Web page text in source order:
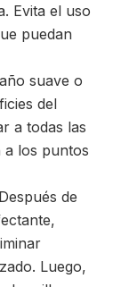
Evita el uso
puedan
suave o
del
a todas las
a los puntos
de
Luego,